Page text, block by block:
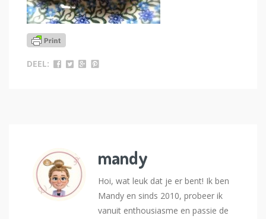
DEEL:
mandy
Hoi, wat leuk dat je er bent! Ik ben
Mandy en sinds 2010, probeer ik
vanuit enthousiasme en passie de